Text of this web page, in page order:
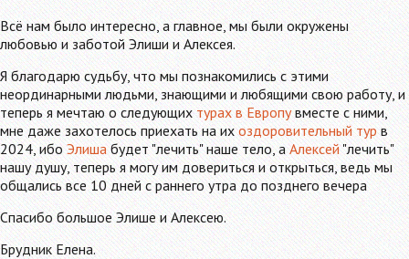
Всё нам было интересно, а главное, мы были окружены
любовью и заботой Элиши и Алексeя.
Я благодарю судьбу, что мы познакомились с этими
неординарными людьми, знающими и любящими свою работу, и
теперь я мечтаю о следующихтурах в Европувместе с ними,
мне даже захотелось приехать на ихоздоровительный турв
2024, ибоЭлишабудет "лечить" наше тело, аАлексей"лечить"
нашу душу, теперь я могу им довериться и открыться, ведь мы
общались все 10 дней с раннего утра до позднего вечера
Спасибо большое Элише и Алексею.
Брудник Елена.